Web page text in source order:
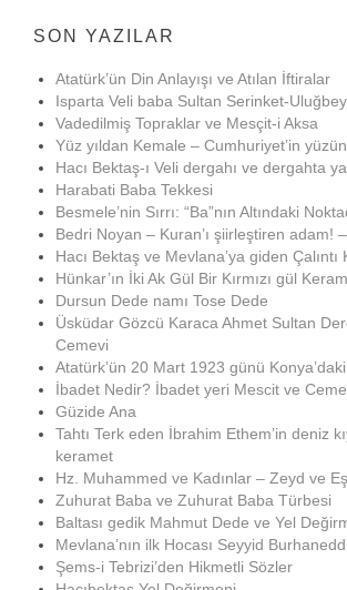
SON YAZILAR
Atatürk’ün Din Anlayışı ve Atılan İftiralar
Isparta Veli baba Sultan Serinket-Uluğbey
Vadedilmiş Topraklar ve Mesçit-i Aksa
Yüz yıldan Kemale – Cumhuriyet’in
Hacı Bektaş-ı Veli dergahı ve dergahta
Harabati Baba Tekkesi
Besmele’nin Sırrı: “Ba”nın Altındaki
Bedri Noyan – Kuran’ı şiirleştiren adam!
Hacı Bektaş ve Mevlana’ya giden Çalıntı
Hünkar’ın İki Ak Gül Bir Kırmızı gül
Dursun Dede namı Tose Dede
Üsküdar Gözcü Karaca Ahmet Sultan
Cemevi
Atatürk’ün 20 Mart 1923 günü
İbadet Nedir? İbadet yeri Mescit ve
Güzide Ana
Tahtı Terk eden İbrahim Ethem’in deniz
keramet
Hz. Muhammed ve Kadınlar – Zeyd ve
Zuhurat Baba ve Zuhurat Baba Türbesi
Baltası gedik Mahmut Dede ve Yel
Mevlana’nın ilk Hocası Seyyid
Şems-i Tebrizi’den Hikmetli Sözler